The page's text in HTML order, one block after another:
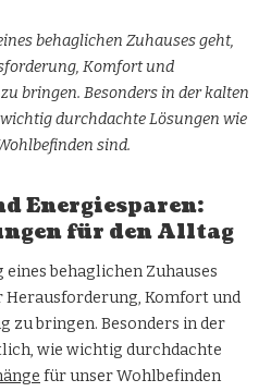
behaglichen Zuhauses geht,
Komfort und
bringen. Besonders in der kalten
durchdachte Lösungen wie
sind.
Energiesparen:
für den Alltag
behaglichen Zuhauses
Herausforderung, Komfort und
zu bringen. Besonders in der
wie wichtig durchdachte
für unser Wohlbefinden